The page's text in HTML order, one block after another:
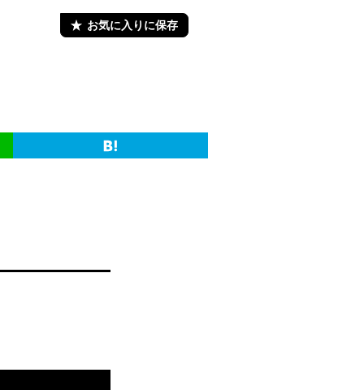
お気に入りに保存